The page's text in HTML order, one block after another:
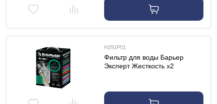
Н291Р01
Фильтр для воды Барьер
Эксперт Жесткость х2